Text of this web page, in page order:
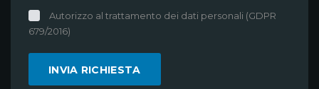
Autorizzo al trattamento dei dati personali (GDPR
679/2016)